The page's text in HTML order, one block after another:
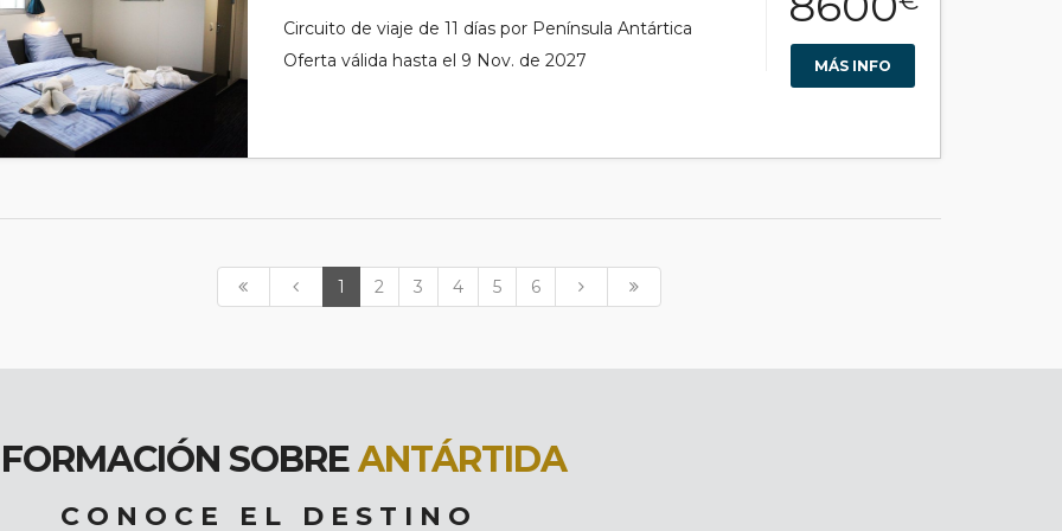
Circuito de viaje de 11 días por Península Antártica
Oferta válida hasta el 9 Nov. de 2027
MÁS INFO
1 2 3 4 5 6
SOBREANTÁRTIDA
C O N O C E E L D E S T I N O